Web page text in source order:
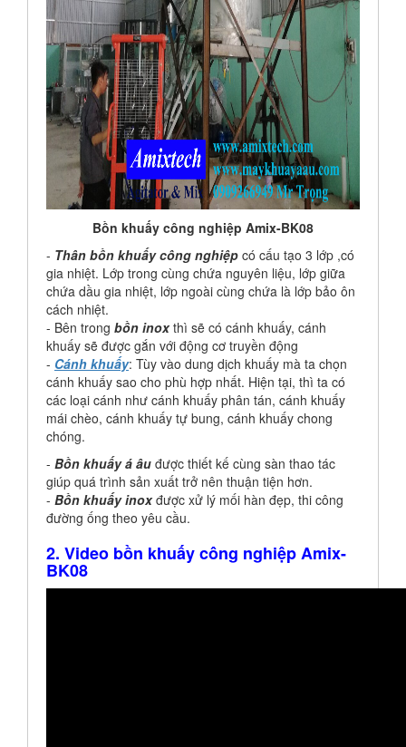
Bồn khuấy công nghiệp Amix-BK08
- Thân bồn khuấy công nghiệp có cấu tạo 3 lớp ,có
gia nhiệt. Lớp trong cùng chứa nguyên liệu, lớp giữa
chứa dầu gia nhiệt, lớp ngoài cùng chứa là lớp bảo ôn
cách nhiệt.
- Bên trong bồn inoxthì sẽ có cánh khuấy, cánh
khuấy sẽ được gắn với động cơ truyền động
- Cánh khuấy: Tùy vào dung dịch khuấy mà ta chọn
cánh khuấy sao cho phù hợp nhất. Hiện tại, thì ta có
các loại cánh như cánh khuấy phân tán, cánh khuấy
mái chèo, cánh khuấy tự bung, cánh khuấy chong
chóng.
- Bồn khuấy á âu được thiết kế cùng sàn thao tác
giúp quá trình sản xuất trở nên thuận tiện hơn.
- Bồn khuấy inoxđược xử lý mối hàn đẹp, thi công
đường ống theo yêu cầu.
2. Video bồn khuấy công nghiệp Amix-
BK08